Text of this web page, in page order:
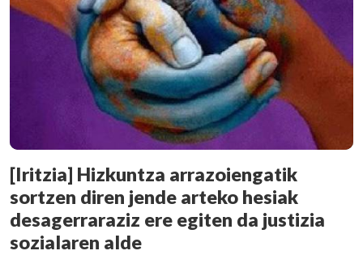
[Iritzia] Hizkuntza arrazoiengatik
sortzen diren jende arteko hesiak
desagerraraziz ere egiten da justizia
sozialaren alde